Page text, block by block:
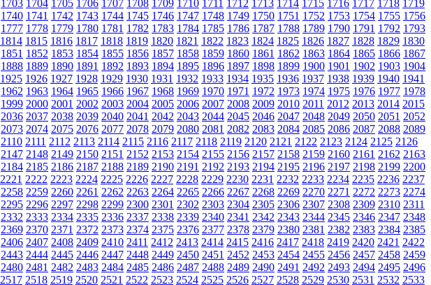
1703 1704 1705 1706 1707 1708 1709 1710 1711 1712 1713 1714 1715 1716 1717 1718 1719
1740 1741 1742 1743 1744 1745 1746 1747 1748 1749 1750 1751 1752 1753 1754 1755 1756
1777 1778 1779 1780 1781 1782 1783 1784 1785 1786 1787 1788 1789 1790 1791 1792 1793
1814 1815 1816 1817 1818 1819 1820 1821 1822 1823 1824 1825 1826 1827 1828 1829 1830
1851 1852 1853 1854 1855 1856 1857 1858 1859 1860 1861 1862 1863 1864 1865 1866 1867
1888 1889 1890 1891 1892 1893 1894 1895 1896 1897 1898 1899 1900 1901 1902 1903 1904
1925 1926 1927 1928 1929 1930 1931 1932 1933 1934 1935 1936 1937 1938 1939 1940 1941
1962 1963 1964 1965 1966 1967 1968 1969 1970 1971 1972 1973 1974 1975 1976 1977 1978
1999 2000 2001 2002 2003 2004 2005 2006 2007 2008 2009 2010 2011 2012 2013 2014 2015
2036 2037 2038 2039 2040 2041 2042 2043 2044 2045 2046 2047 2048 2049 2050 2051 2052
2073 2074 2075 2076 2077 2078 2079 2080 2081 2082 2083 2084 2085 2086 2087 2088 2089
2110 2111 2112 2113 2114 2115 2116 2117 2118 2119 2120 2121 2122 2123 2124 2125 2126
2147 2148 2149 2150 2151 2152 2153 2154 2155 2156 2157 2158 2159 2160 2161 2162 2163
2184 2185 2186 2187 2188 2189 2190 2191 2192 2193 2194 2195 2196 2197 2198 2199 2200
2221 2222 2223 2224 2225 2226 2227 2228 2229 2230 2231 2232 2233 2234 2235 2236 2237
2258 2259 2260 2261 2262 2263 2264 2265 2266 2267 2268 2269 2270 2271 2272 2273 2274
2295 2296 2297 2298 2299 2300 2301 2302 2303 2304 2305 2306 2307 2308 2309 2310 2311
2332 2333 2334 2335 2336 2337 2338 2339 2340 2341 2342 2343 2344 2345 2346 2347 2348
2369 2370 2371 2372 2373 2374 2375 2376 2377 2378 2379 2380 2381 2382 2383 2384 2385
2406 2407 2408 2409 2410 2411 2412 2413 2414 2415 2416 2417 2418 2419 2420 2421 2422
2443 2444 2445 2446 2447 2448 2449 2450 2451 2452 2453 2454 2455 2456 2457 2458 2459
2480 2481 2482 2483 2484 2485 2486 2487 2488 2489 2490 2491 2492 2493 2494 2495 2496
2517 2518 2519 2520 2521 2522 2523 2524 2525 2526 2527 2528 2529 2530 2531 2532 2533